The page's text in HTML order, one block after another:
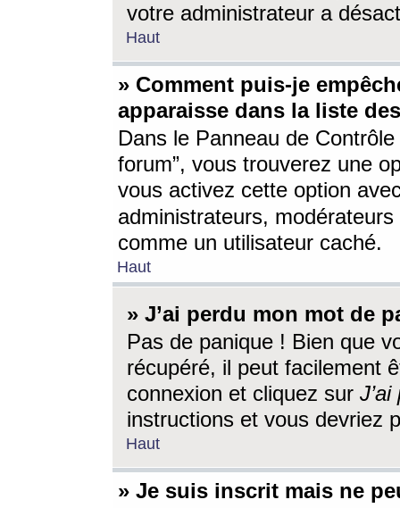
votre administrateur a
Haut
» Comment puis-je
apparaisse dans la liste
Dans le Panneau de
forum”, vous trouverez une
vous activez cette option
administrateurs,
comme un utilisateur caché.
Haut
» J’ai perdu mon mot de
Pas de panique ! Bien que
récupéré, il peut facilement
connexion et cliquez sur
instructions et vous devriez
Haut
» Je suis inscrit mais ne